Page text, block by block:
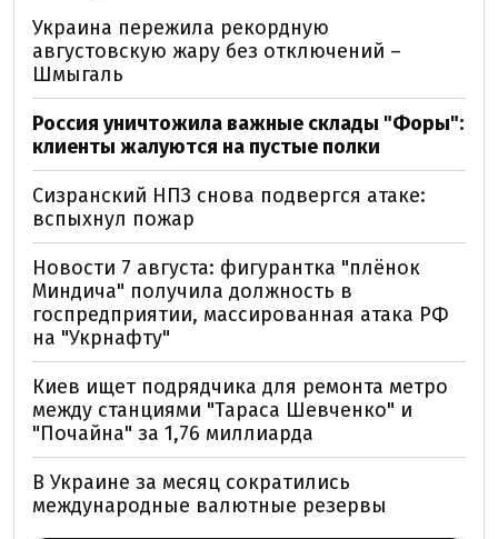
Украина пережила рекордную
августовскую жару без отключений –
Шмыгаль
Россия уничтожила важные склады "Форы":
клиенты жалуются на пустые полки
Сизранский НПЗ снова подвергся атаке:
вспыхнул пожар
Новости 7 августа: фигурантка "плёнок
Миндича" получила должность в
госпредприятии, массированная атака РФ
на "Укрнафту"
Киев ищет подрядчика для ремонта метро
между станциями "Тараса Шевченко" и
"Почайна" за 1,76 миллиарда
В Украине за месяц сократились
международные валютные резервы